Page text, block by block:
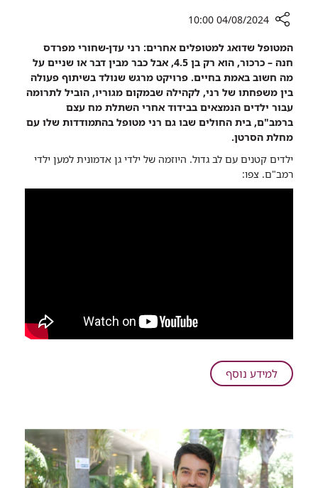
שיתוף
מכל
הלב:
4.5
גייס
את
ילדי
הגן
למען
04/08/2024 10:00
המטופל שדואג למטופלים אחרים: רני עדן-שחורי מפרדס
חנה – כרכור, הוא רק בן 4.5, אבל כבר מבין דבר או שניים על
מה חשוב באמת בחיים. פרויקט מרגש שנולד בשיתוף פעולה
בין משפחתו של רני, לקהילה שבמקום מגוריו, הוביל לתרומה
עבור ילדים הנמצאים בבידוד אחרי השתלת מח עצם
ברמב"ם, בית החולים שבו גם רני מטופל בהתמודדות שלו עם
מחלת הסרטן.
ילדים קטנים עם לב גדול. היוזמה של ילדי גן אדמונית למען ילדי
רמב"ם. צפו:
למידע נוסףעל
מכל
4.5
גייס
את
ילדי